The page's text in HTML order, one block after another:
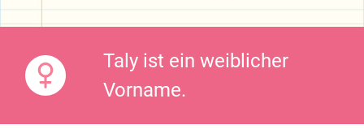
Taly ist ein weiblicher
Vorname.